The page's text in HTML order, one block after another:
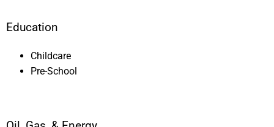
Education
Childcare
Pre-School